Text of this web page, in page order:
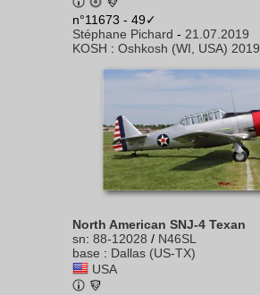
n°11673 - 49✓
Stéphane Pichard - 21.07.2019
KOSH : Oshkosh (WI, USA) 2019
North American SNJ-4 Texan
sn: 88-12028 / N46SL
base : Dallas (US-TX)
USA